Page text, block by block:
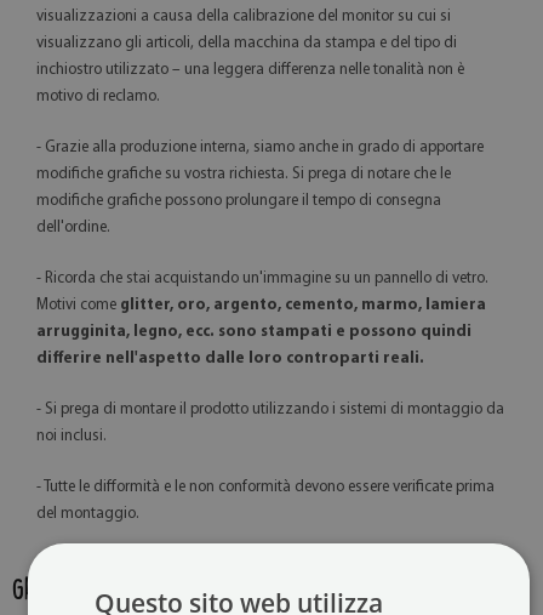
visualizzazioni a causa della calibrazione del monitor su cui si
visualizzano gli articoli, della macchina da stampa e del tipo di
inchiostro utilizzato – una leggera differenza nelle tonalità non è
motivo di reclamo.
- Grazie alla produzione interna, siamo anche in grado di apportare
modifiche grafiche su vostra richiesta. Si prega di notare che le
modifiche grafiche possono prolungare il tempo di consegna
dell'ordine.
- Ricorda che stai acquistando un'immagine su un pannello di vetro.
Motivi come glitter, oro, argento, cemento, marmo, lamiera
arrugginita, legno, ecc. sono stampati e possono quindi
differire nell'aspetto dalle loro controparti reali.
- Si prega di montare il prodotto utilizzando i sistemi di montaggio da
noi inclusi.
- Tutte le difformità e le non conformità devono essere verificate prima
del montaggio.
GALLERIA DEL PRODOTTO:
Questo sito web utilizza